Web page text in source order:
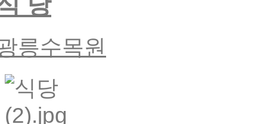
릉수목원